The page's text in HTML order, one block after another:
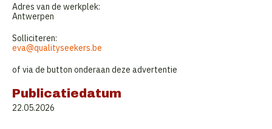
Adres van de werkplek:
Antwerpen
Solliciteren:
eva@qualityseekers.be
of via de button onderaan deze advertentie
Publicatiedatum
22.05.2026